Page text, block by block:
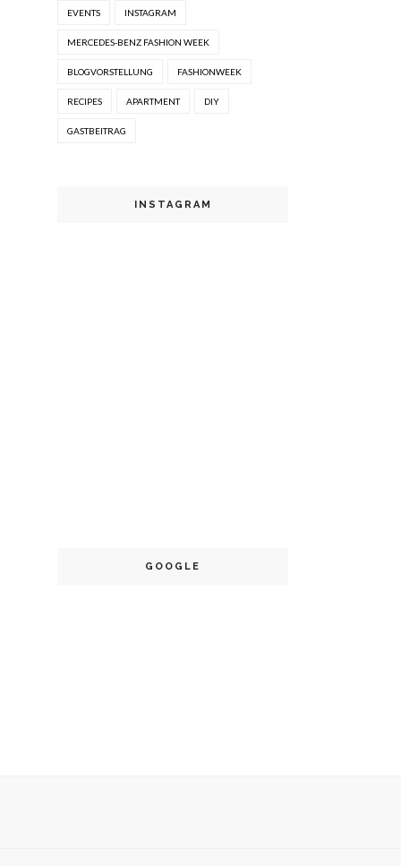
EVENTS INSTAGRAM
MERCEDES-BENZ FASHION WEEK
BLOGVORSTELLUNG FASHIONWEEK
RECIPES APARTMENT DIY
GASTBEITRAG
INSTAGRAM
GOOGLE